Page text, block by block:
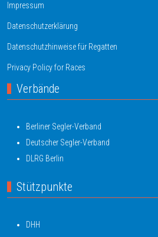
Impressum
Datenschutzerklärung
Datenschutzhinweise für Regatten
Privacy Policy for Races
Verbände
Berliner Segler-Verband
Deutscher Segler-Verband
DLRG Berlin
Stützpunkte
DHH